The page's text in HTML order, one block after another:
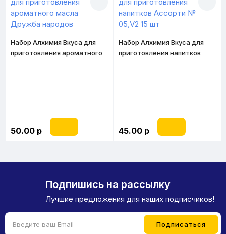
Набор Алхимия Вкуса для
приготовления ароматного
50.00 р
Набор Алхимия Вкуса для
приготовления напитков
45.00 р
Подпишись на рассылку
Лучшие предложения для наших подписчиков!